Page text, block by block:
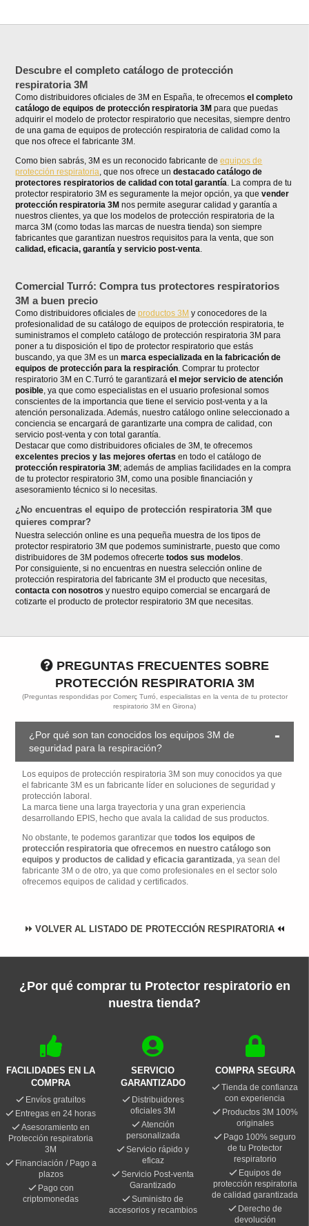
Descubre el completo catálogo de protección
respiratoria 3M
Como distribuidores oficiales de 3M en España, te ofrecemosel completo
catálogo de equipos de protección respiratoria 3M para que puedas
adquirir el modelo de protector respiratorio que necesitas, siempre dentro
de una gama de equipos de protección respiratoria de calidad como la
que nos ofrece el fabricante 3M.
Como bien sabrás, 3M es un reconocido fabricante deequipos de
protección respiratoria, que nos ofrece undestacado catálogo de
protectores respiratorios de calidad con total garantía. La compra de tu
protector respiratorio 3M es seguramente la mejor opción, ya quevender
protección respiratoria 3M nos permite asegurar calidad y garantía a
nuestros clientes, ya que los modelos de protección respiratoria de la
marca 3M (como todas las marcas de nuestra tienda) son siempre
fabricantes que garantizan nuestros requisitos para la venta, que son
calidad, eficacia, garantía y servicio post-venta.
Comercial Turró: Compra tus protectores respiratorios
3M a buen precio
Como distribuidores oficiales deproductos 3M y conocedores de la
profesionalidad de su catálogo de equipos de protección respiratoria, te
suministramos el completo catálogo de protección respiratoria 3M para
poner a tu disposición el tipo de protector respiratorio que estás
buscando, ya que 3M es unmarca especializada en la fabricación de
equipos de protección para la respiración. Comprar tu protector
respiratorio 3M en C.Turró te garantizaráel mejor servicio de atención
posible, ya que como especialistas en el usuario profesional somos
conscientes de la importancia que tiene el servicio post-venta y a la
atención personalizada. Además, nuestro catálogo online seleccionado a
conciencia se encargará de garantizarte una compra de calidad, con
servicio post-venta y con total garantía.
Destacar que como distribuidores oficiales de 3M, te ofrecemos
excelentes precios y las mejores ofertas en todo el catálogo de
protección respiratoria 3M ; además de amplias facilidades en la compra
de tu protector respiratorio 3M, como una posible financiación y
asesoramiento técnico si lo necesitas.
¿No encuentras el equipo de protección respiratoria 3M que
quieres comprar?
Nuestra selección online es una pequeña muestra de los tipos de
protector respiratorio 3M que podemos suministrarte, puesto que como
distribuidores de 3M podemos ofrecertetodos sus modelos.
Por consiguiente, si no encuentras en nuestra selección online de
protección respiratoria del fabricante 3M el producto que necesitas,
contacta con nosotros y nuestro equipo comercial se encargará de
cotizarte el producto de protector respiratorio 3M que necesitas.
PREGUNTAS FRECUENTES SOBRE
PROTECCIÓN RESPIRATORIA 3M
(Preguntas respondidas por Comerç Turró, especialistas en la venta de tu protector
respiratorio 3M en Girona)
¿Por qué son tan conocidos los equipos 3M de
seguridad para la respiración?
Los equipos de protección respiratoria 3M son muy conocidos ya que
el fabricante 3M es un fabricante líder en soluciones de seguridad y
protección laboral.
La marca tiene una larga trayectoria y una gran experiencia
desarrollando EPIS, hecho que avala la calidad de sus productos.
No obstante, te podemos garantizar quetodos los equipos de
protección respiratoria que ofrecemos en nuestro catálogo son
equipos y productos de calidad y eficacia garantizada, ya sean del
fabricante 3M o de otro, ya que como profesionales en el sector solo
ofrecemos equipos de calidad y certificados.
VOLVER AL LISTADO DE PROTECCIÓN RESPIRATORIA
¿Por qué comprar tu Protector respiratorio en
nuestra tienda?
FACILIDADES EN LA
COMPRA
Envíos gratuitos
Entregas en 24 horas
Asesoramiento en
Protección respiratoria
3M
Financiación / Pago a
plazos
Pago con
criptomonedas
SERVICIO
GARANTIZADO
Distribuidores
oficiales 3M
Atención
personalizada
Servicio rápido y
eficaz
Servicio Post-venta
Garantizado
Suministro de
accesorios y recambios
COMPRA SEGURA
Tienda de confianza
con experiencia
Productos 3M 100%
originales
Pago 100% seguro
de tu Protector
respiratorio
Equipos de
protección respiratoria
de calidad garantizada
Derecho de
devolución